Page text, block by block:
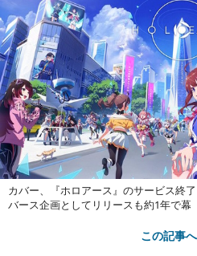
カバー、『ホロアース』のサービス終
バース企画としてリリースも約1年で幕
この記事